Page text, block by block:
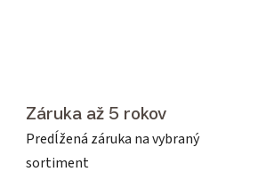
Záruka až 5 rokov
Predĺžená záruka na vybraný
sortiment